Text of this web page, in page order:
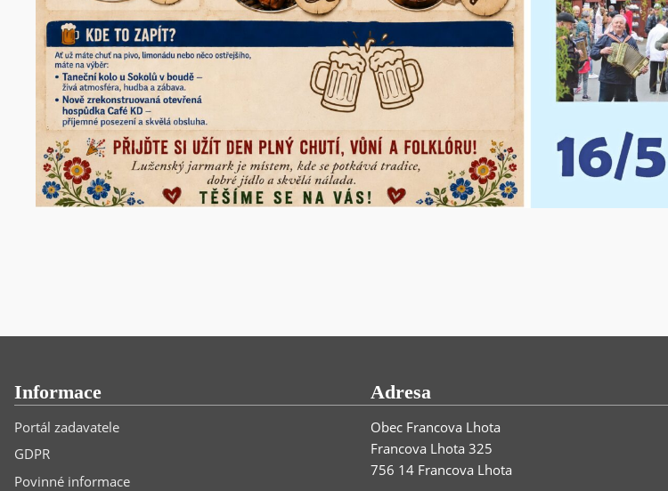
Informace
Portál zadavatele
GDPR
Povinné informace
Adresa
Obec Francova Lhota
Francova Lhota 325
756 14 Francova Lhota